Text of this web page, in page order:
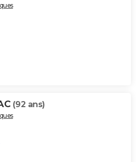
(92 ans)